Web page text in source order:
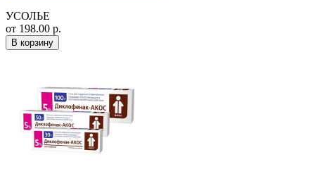
УСОЛЬЕ
от 198.00 р.
В корзину